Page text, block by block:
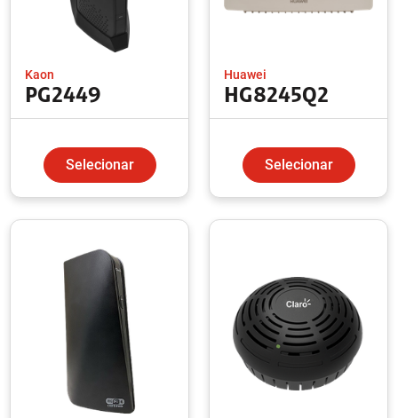
Kaon
PG2449
Selecionar
Huawei
HG8245Q2
Selecionar